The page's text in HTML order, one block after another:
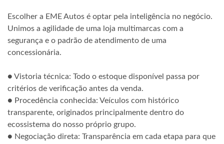
Escolher a EME Autos é optar pela inteligência no negócio.
Unimos a agilidade de uma loja multimarcas com a
segurança e o padrão de atendimento de uma
concessionária.
● Vistoria técnica: Todo o estoque disponível passa por
critérios de verificação antes da venda.
● Procedência conhecida: Veículos com histórico
transparente, originados principalmente dentro do
ecossistema do nosso próprio grupo.
● Negociação direta: Transparência em cada etapa para que